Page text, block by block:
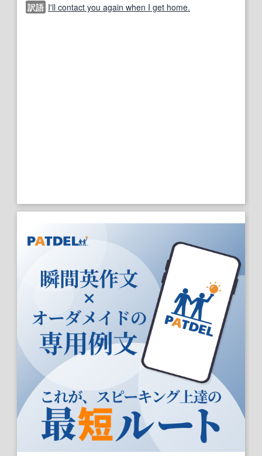
訳語 I'll contact you again when I get home.